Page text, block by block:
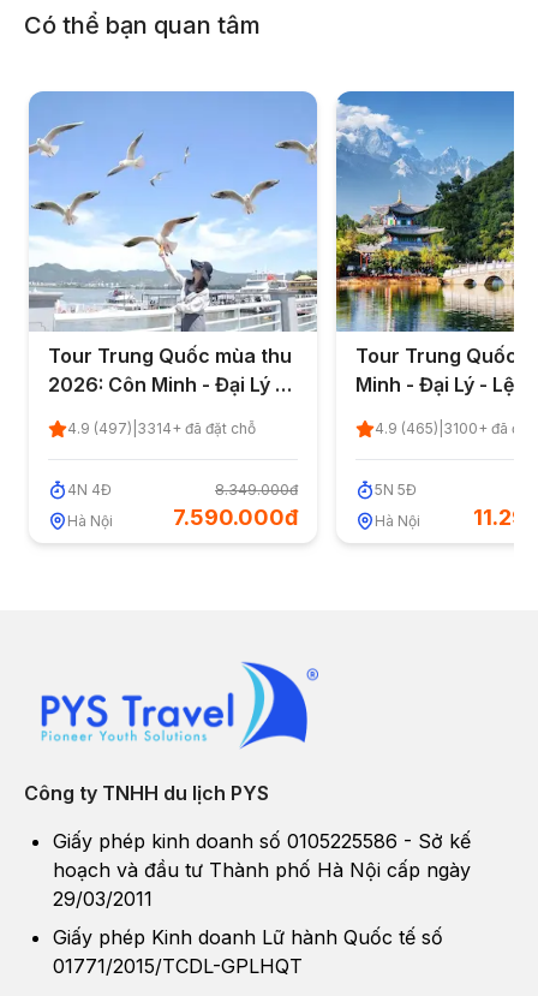
Có thể bạn quan tâm
Tour Trung Quốc mùa thu
2026: Côn Minh - Đại Lý 4
ngày 4 đêm từ Hà Nội
(Đường bộ)
4.9 (497) 3314+ đã đặt chỗ
4N 4Đ
Hà Nội
8.349.000đ
7.590.000đ
Tour Trung Quốc:
Minh - Đại Lý - Lệ
ngày 5 đêm từ Hà
Shopping)
4.9 (465) 3100+ đã đặt
5N 5Đ
Hà Nội
Công ty TNHH du lịch PYS
Giấy phép kinh doanh số 0105225586 - Sở kế
hoạch và đầu tư Thành phố Hà Nội cấp ngày
29/03/2011
Giấy phép Kinh doanh Lữ hành Quốc tế số
01771/2015/TCDL-GPLHQT